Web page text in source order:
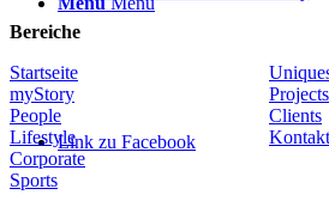
Link zu Facebook
Bereiche
Startseite
myStory
People
Lifestyle
Corporate
Sports
Projects
Clients
Kontakt